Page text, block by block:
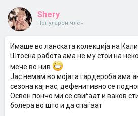
Shery
Популарен член
Имаше во ланската колекција на
Штосна работа ама не му стои на
мече во нив
Јас немам во мојата гардероба ама
сезона кај нас, дефенитивно се
Освен пончо ми се свиѓаат и ваков
болера во што и да спаѓаат